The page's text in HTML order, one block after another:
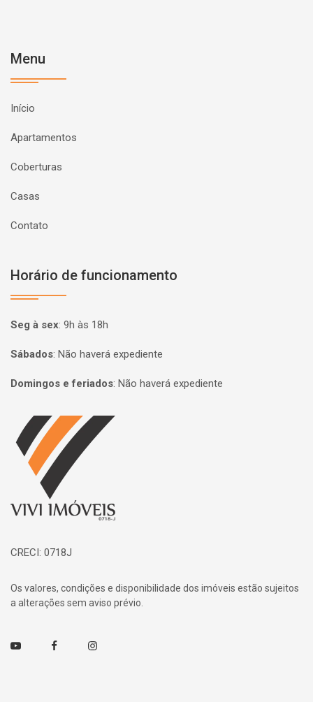
Menu
Início
Apartamentos
Coberturas
Casas
Contato
Horário de funcionamento
Seg à sex: 9h às 18h
Sábados: Não haverá expediente
Domingos e feriados: Não haverá expediente
Página inicial
CRECI: 0718J
Os valores, condições e disponibilidade dos imóveis estão sujeitos
a alterações sem aviso prévio.
Youtube FacebookInstagram